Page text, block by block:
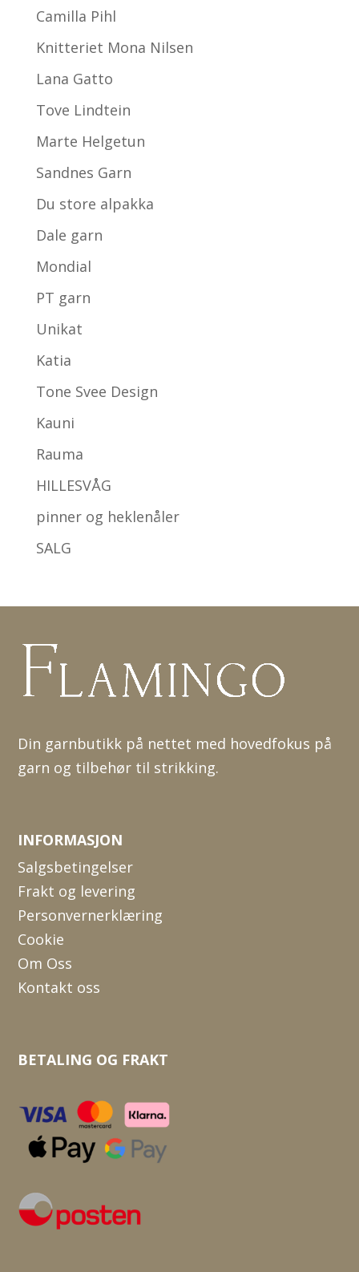
Camilla Pihl
Knitteriet Mona Nilsen
Lana Gatto
Tove Lindtein
Marte Helgetun
Sandnes Garn
Du store alpakka
Dale garn
Mondial
PT garn
Unikat
Katia
Tone Svee Design
Kauni
Rauma
HILLESVÅG
pinner og heklenåler
SALG
Din garnbutikk på nettet med hovedfokus på
garn og tilbehør til strikking.
INFORMASJON
Salgsbetingelser
Frakt og levering
Personvernerklæring
Cookie
Om Oss
Kontakt oss
BETALING OG FRAKT